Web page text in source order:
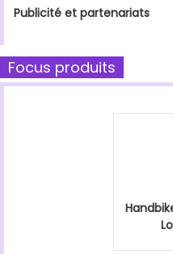
Publicité et partenariats
Focus produits